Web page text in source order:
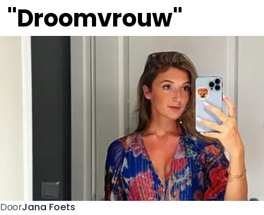
"Droomvrouw"
DoorJana Foets